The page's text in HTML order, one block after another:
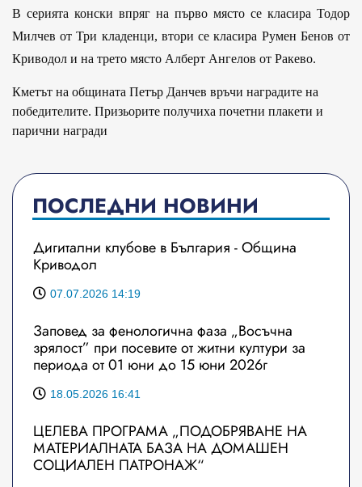
В серията конски впряг на първо място се класира Тодор
Милчев от Три кладенци, втори се класира Румен Бенов от
Криводол и на трето място Алберт Ангелов от Ракево.
Кметът на общината Петър Данчев връчи наградите на
победителите. Призьорите получиха почетни плакети и
парични награди
ПОСЛЕДНИ НОВИНИ
Дигитални клубове в България - Община
Криводол
07.07.2026 14:19
Заповед за фенологична фаза „Восъчна
зрялост” при посевите от житни култури за
периода от 01 юни до 15 юни 2026г
18.05.2026 16:41
ЦЕЛЕВА ПРОГРАМА „ПОДОБРЯВАНЕ НА
МАТЕРИАЛНАТА БАЗА НА ДОМАШЕН
СОЦИАЛЕН ПАТРОНАЖ“